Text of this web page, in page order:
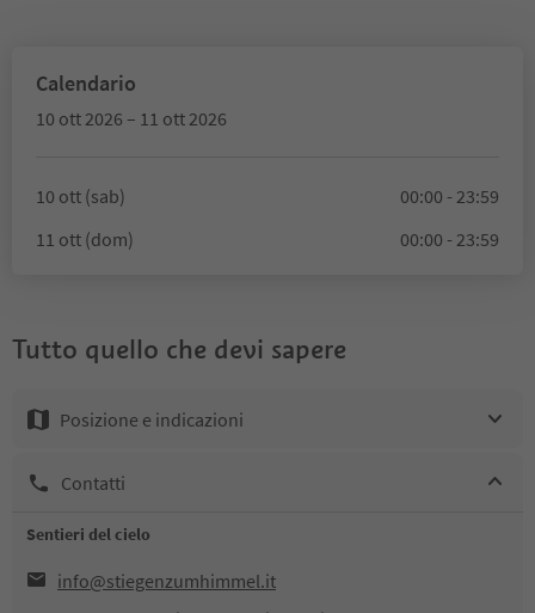
Calendario
10 ott 2026 – 11 ott 2026
10 ott (sab)
00:00 - 23:59
11 ott (dom)
00:00 - 23:59
Tutto quello che devi sapere
Posizione e indicazioni
Contatti
Sentieri del cielo
info@stiegenzumhimmel.it